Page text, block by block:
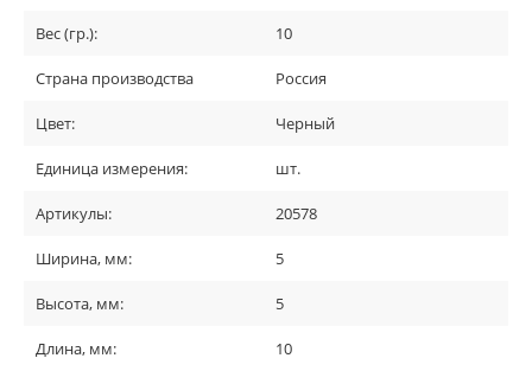
Вес (гр.): 10
Страна производства Россия
Цвет: Черный
Единица измерения: шт.
Артикулы: 20578
Ширина, мм: 5
Высота, мм: 5
Длина, мм: 10